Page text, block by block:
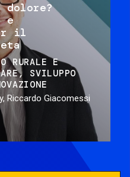
dolore?
e
il
RURALE E
SVILUPPO
Riccardo Giacomessi